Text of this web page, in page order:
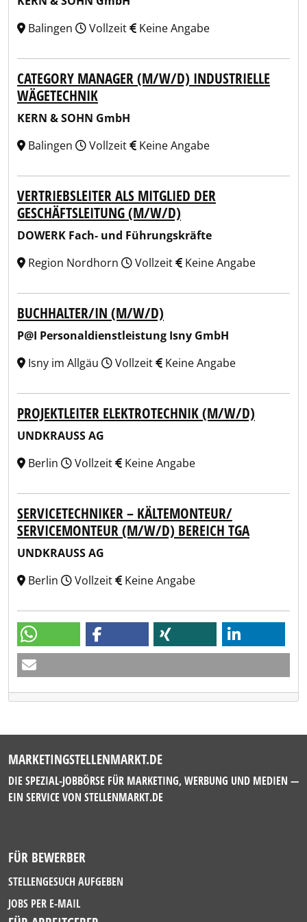
Balingen
Vollzeit Keine Angabe
CATEGORY MANAGER (M/W/D) INDUSTRIELLE
WÄGETECHNIK
KERN & SOHN GmbH
Balingen
Vollzeit Keine Angabe
VERTRIEBSLEITER ALS MITGLIED DER
GESCHÄFTSLEITUNG (M/W/D)
DOWERK Fach- und Führungskräfte
Region Nordhorn
Vollzeit Keine Angabe
BUCHHALTER/IN (M/W/D)
P@I Personaldienstleistung Isny GmbH
Isny im Allgäu
Vollzeit Keine Angabe
PROJEKTLEITER ELEKTROTECHNIK (M/W/D)
UNDKRAUSS AG
Berlin
Vollzeit Keine Angabe
SERVICETECHNIKER – KÄLTEMONTEUR/
SERVICEMONTEUR (M/W/D) BEREICH TGA
UNDKRAUSS AG
Berlin
Vollzeit Keine Angabe
MARKETINGSTELLENMARKT.DE
DIE SPEZIAL-JOBBÖRSE FÜR MARKETING, WERBUNG UND MEDIEN —
EIN SERVICE VON STELLENMARKT.DE
FÜR BEWERBER
STELLENGESUCH AUFGEBEN
JOBS PER E-MAIL